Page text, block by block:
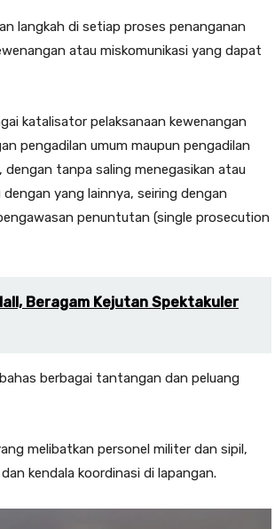
langkah di setiap proses penanganan
atau miskomunikasi yang dapat
katalisator pelaksanaan kewenangan
pengadilan umum maupun pengadilan
dengan tanpa saling menegasikan atau
yang lainnya, seiring dengan
penuntutan (single prosecution
Beragam Kejutan Spektakuler
berbagai tantangan dan peluang
melibatkan personel militer dan sipil,
kendala koordinasi di lapangan.